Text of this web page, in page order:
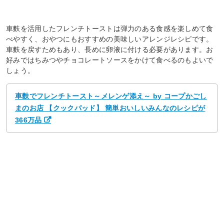
車麩を活用したフレンチトーストは弾力のある食感を楽しめて食
べやすく、おやつにもおすすめの美味しいアレンジレシピです。
車麩を戻すためもあり、長めに卵液に付ける必要があります。お
好みではちみつやチョコレートソースをかけて食べるのもよいで
しょう。
車麩でフレンチトースト～メレンゲ添え～ by コープかごし
まのお店 【クックパッド】 簡単おいしいみんなのレシピが
366万品